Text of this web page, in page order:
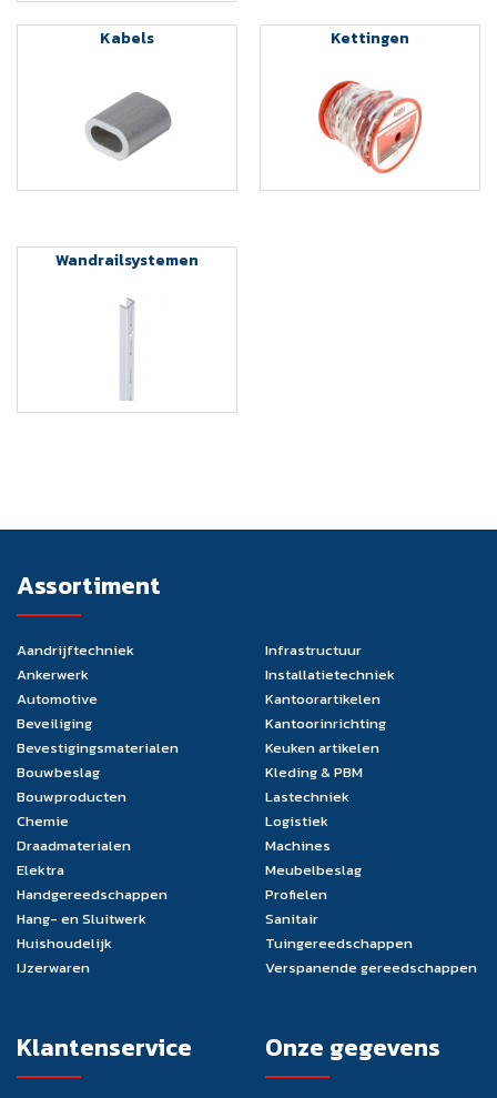
Kabels Kettingen
Wandrailsystemen
Assortiment
Aandrijftechniek
Ankerwerk
Automotive
Beveiliging
Bevestigingsmaterialen
Bouwbeslag
Bouwproducten
Chemie
Draadmaterialen
Elektra
Handgereedschappen
Hang- en Sluitwerk
Huishoudelijk
IJzerwaren
Infrastructuur
Installatietechniek
Kantoorartikelen
Kantoorinrichting
Keuken artikelen
Kleding & PBM
Lastechniek
Logistiek
Machines
Meubelbeslag
Profielen
Sanitair
Tuingereedschappen
Verspanende gereedschappen
Klantenservice Onze gegevens